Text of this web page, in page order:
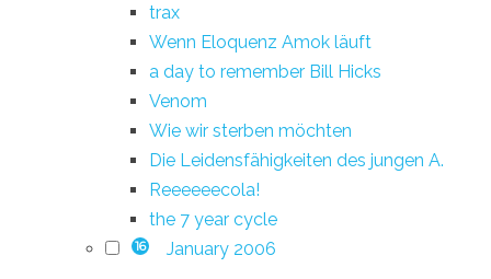
trax
Wenn Eloquenz Amok läuft
a day to remember Bill Hicks
Venom
Wie wir sterben möchten
Die Leidensfähigkeiten des jungen A.
Reeeeeecola!
the 7 year cycle
16 January 2006